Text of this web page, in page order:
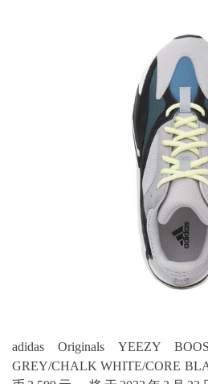
adidas Originals YEEZY
GREY/CHALK WHITE/CORE